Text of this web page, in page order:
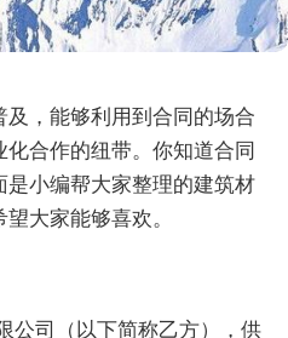
及，能够利用到合同的场合
合作的纽带。你知道合同
小编帮大家整理的建筑材
大家能够喜欢。
公司（以下简称乙方），供